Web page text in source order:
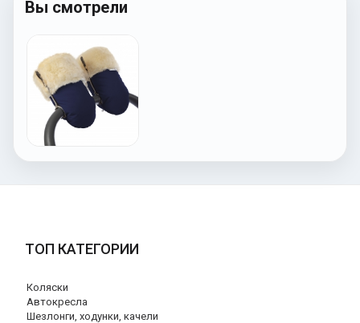
Вы смотрели
ТОП КАТЕГОРИИ
Коляски
Автокресла
Шезлонги, ходунки, качели